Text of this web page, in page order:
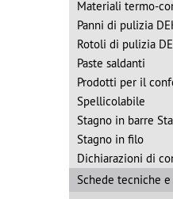
Materiali termo-
Panni di pulizia
Rotoli di pulizia
Paste saldanti
Prodotti per il
Spellicolabile
Stagno in barre
Stagno in filo
Dichiarazioni di
Schede tecniche